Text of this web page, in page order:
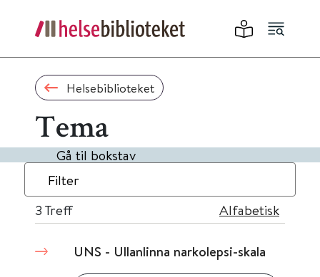
Helsebiblioteket
Tema
Gå til bokstav
Filter
3 Treff Alfabetisk
UNS - Ullanlinna narkolepsi-skala